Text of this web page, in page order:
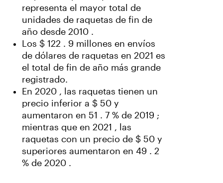
representa el mayor total de
unidades de raquetas de fin de
año desde 2010 .
Los $ 122 . 9 millones en envíos
de dólares de raquetas en 2021 es
el total de fin de año más grande
registrado.
En 2020 , las raquetas tienen un
precio inferior a $ 50 y
aumentaron en 51 . 7 % de 2019 ;
mientras que en 2021 , las
raquetas con un precio de $ 50 y
superiores aumentaron en 49 . 2
% de 2020 .